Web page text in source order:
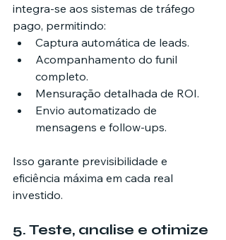
integra-se aos sistemas de tráfego
pago, permitindo:
Captura automática de leads.
Acompanhamento do funil
completo.
Mensuração detalhada de ROI.
Envio automatizado de
mensagens e follow-ups.
Isso garante previsibilidade e
eficiência máxima em cada real
investido.
5. Teste, analise e otimize